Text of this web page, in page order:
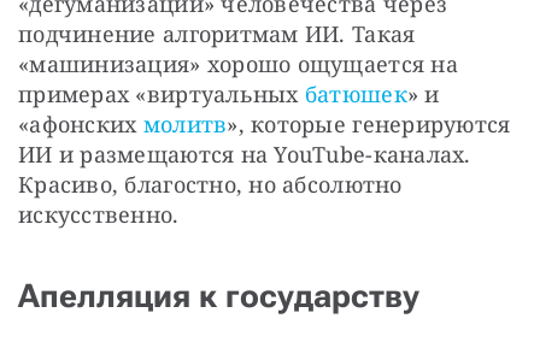
подчинение алгоритмам ИИ. Такая
«машинизация» хорошо ощущается на
примерах «виртуальных батюшек» и
«афонских молитв», которые генерируются
ИИ и размещаются на YouTube-каналах.
Красиво, благостно, но абсолютно
искусственно.
Апелляция к государству